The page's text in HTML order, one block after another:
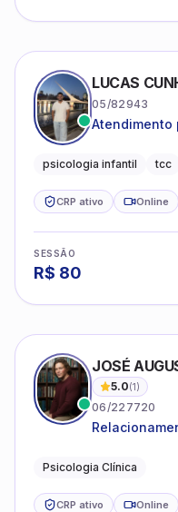
LUCAS
05/82943
Atendimento
promovendo
psicologia infantil tcc
CRP ativo Online
SESSÃO
R$ 80
JOSÉ
5.0(1)
06/227720
Psicologia Clínica
CRP ativo Online